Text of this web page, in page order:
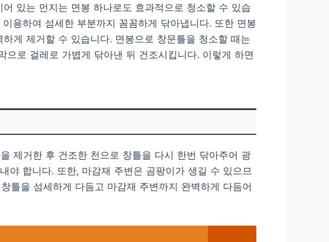
있는 먼지는 면봉 하나로도 효과적으로 청소할 수 있습
용하여 섬세한 부분까지 꼼꼼하게 닦아냅니다. 또한 면봉
게 제거할 수 있습니다. 면봉으로 창문틀을 청소할 때는
로 걸레로 가볍게 닦아낸 뒤 건조시킵니다. 이렇게 하면
제거한 후 건조한 천으로 창틀을 다시 한번 닦아주어 광
야 합니다. 또한, 마감재 주변은 곰팡이가 생길 수 있으므
틀을 섬세하게 다듬고 마감재 주변까지 완벽하게 다듬어